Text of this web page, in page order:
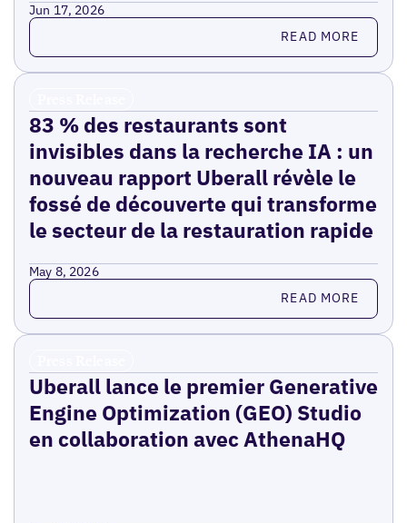
Jun 17, 2026
Read more READ MORE
83 % des restaurants sont
invisibles dans la recherche IA : un
nouveau rapport Uberall révèle le
fossé de découverte qui transforme
le secteur de la restauration rapide
May 8, 2026
Read more READ MORE
Uberall lance le premier Generative
Engine Optimization (GEO) Studio
en collaboration avec AthenaHQ